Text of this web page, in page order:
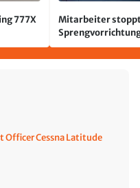
777X
Mitarbeiter
Leipzig/Halle
Officer Cessna Latitude